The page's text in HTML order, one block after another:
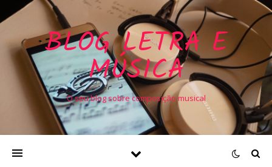
BLOG LETRA E
MÚSICA
O seu blog sobre composição musical